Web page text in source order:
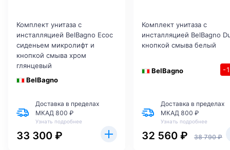
Комплект унитаза с
инсталляцией BelBagno Ecoс
сиденьем микролифт и
кнопкой смыва хром
глянцевый
BelBagno
Доставка в пределах
МКАД 800 ₽
Узнать подробнее
33 300 ₽
Комплект унитаза с
инсталляцией BelBagno
кнопкой смыва белый
BelBagno -
Доставка в пределах
МКАД 800 ₽
Узнать подробнее
32 560 ₽ 38 790 ₽